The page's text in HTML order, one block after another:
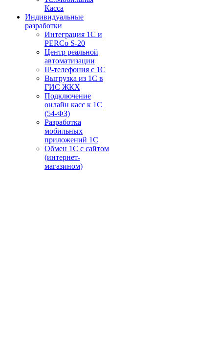
Касса
Индивидуальные
разработки
Интеграция 1С и
PERCo S-20
Центр реальной
автоматизации
IP-телефония с 1С
Выгрузка из 1С в
ГИС ЖКХ
Подключение
онлайн касс к 1С
(54-ФЗ)
Разработка
мобильных
приложений 1С
Обмен 1С с сайтом
(интернет-
магазином)